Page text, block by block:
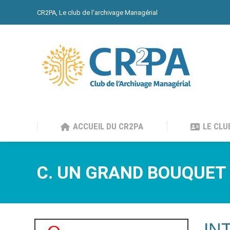
CR2PA, Le club de l'archivage Managérial
ACCUEIL DU CR2PA LE
C. UN GRAND BOUQUET
ACCUEIL DU CR2PA